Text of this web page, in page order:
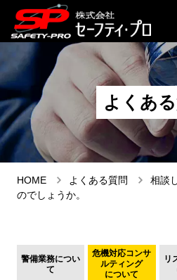
よくあ
HOME よくある質問
相談
のでしょうか。
警備業務につい
て
危機対応コンサ
ルティング
について
リ